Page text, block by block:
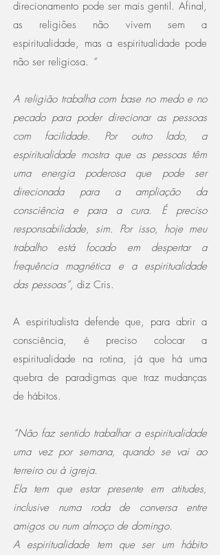
direcionamento pode ser mais gentil. Afinal,
as religiões não vivem sem a
espiritualidade, mas a espiritualidade pode
não ser religiosa. “
A religião trabalha com base no medo e no
pecado para poder direcionar as pessoas
com facilidade. Por outro lado, a
espiritualidade mostra que as pessoas têm
uma energia poderosa que pode ser
direcionada para a ampliação da
consciência e para a cura. É preciso
responsabilidade, sim. Por isso, hoje meu
trabalho está focado em despertar a
frequência magnética e a espiritualidade
das pessoas”, diz Cris.
A espiritualista defende que, para abrir a
consciência, é preciso colocar a
espiritualidade na rotina, já que há uma
quebra de paradigmas que traz mudanças
de hábitos.
“Não faz sentido trabalhar a espiritualidade
uma vez por semana, quando se vai ao
terreiro ou à igreja.
Ela tem que estar presente em atitudes,
inclusive numa roda de conversa entre
amigos ou num almoço de domingo.
A espiritualidade tem que ser um hábito